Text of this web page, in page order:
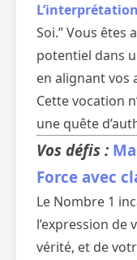
Soi.” Vous êtes
potentiel dans
en alignant vos
Cette vocation
une quête
Vos défis :
Force avec
Le Nombre 1
l’expression
vérité, et de